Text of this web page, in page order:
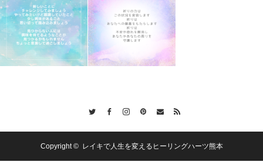
Copyright © レイキで人生を変えるヒーリングハーツ熊本